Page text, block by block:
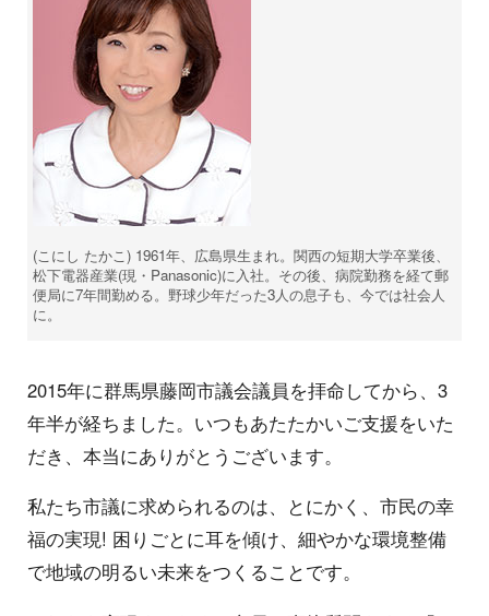
(こにし たかこ) 1961年、広島県生まれ。関西の短期大学卒業後、
松下電器産業(現・Panasonic)に入社。その後、病院勤務を経て郵
便局に7年間勤める。野球少年だった3人の息子も、今では社会人
に。
2015年に群馬県藤岡市議会議員を拝命してから、3
年半が経ちました。いつもあたたかいご支援をいた
だき、本当にありがとうございます。
私たち市議に求められるのは、とにかく、市民の幸
福の実現! 困りごとに耳を傾け、細やかな環境整備
で地域の明るい未来をつくることです。